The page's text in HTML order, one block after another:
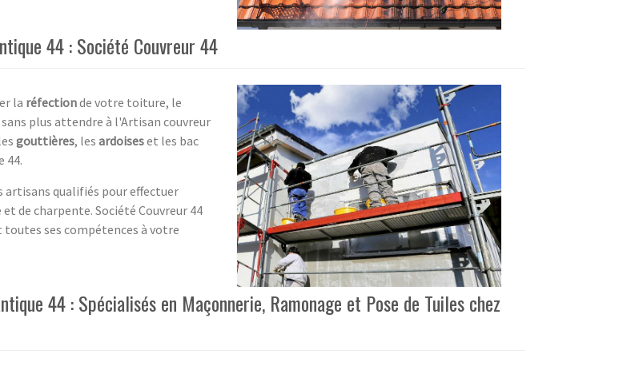
44 : Société Couvreur 44
la réfectionde votre toiture, le
plus attendre à l'Artisan couvreur
gouttières, les ardoiseset les bac
44.
artisans qualifiés pour effectuer
de charpente. Société Couvreur 44
ses compétences à votre
44 : Spécialisés en Maçonnerie, Ramonage et Pose de Tuiles chez